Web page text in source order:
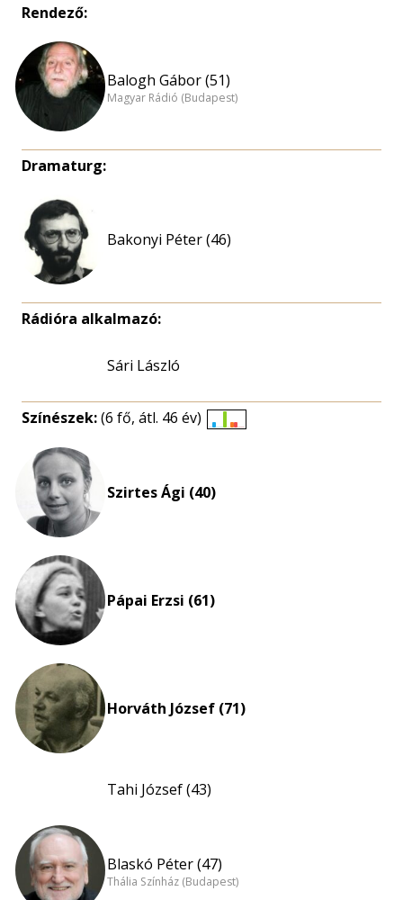
Rendező:
Balogh Gábor (51)
Magyar Rádió (Budapest)
Dramaturg:
Bakonyi Péter (46)
Rádióra alkalmazó:
Sári László
Színészek:(6 fő, átl. 46 év)
Szirtes Ági (40)
Pápai Erzsi (61)
Horváth József (71)
Tahi József (43)
Blaskó Péter (47)
Thália Színház (Budapest)